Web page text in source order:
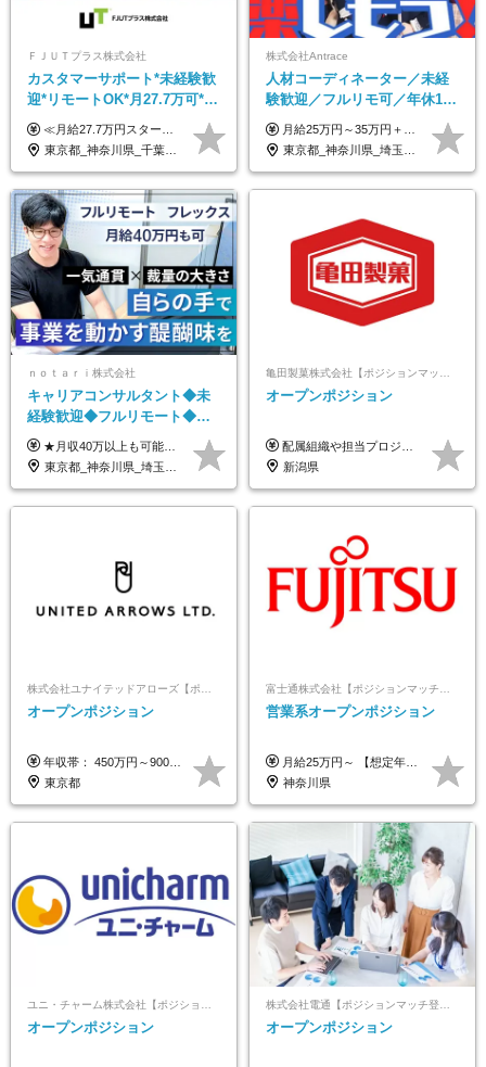
ＦＪＵＴプラス株式会社
カスタマーサポート*未経験歓
迎*リモートOK*月27.7万可*賞
与年2回*転勤なし*連休
OK/ZE010232
≪月給27.7万円スタートも可／賞与年2回≫ ■月給21万円～27.7万円＋各種手当＋賞与年2回 ※給与は勤務地に応じて変更します ※年齢や経験・スキルなどを考慮して決定します ※時間外手当は全額支給 ※上記は初年度の月給となります ※試用期間3ヶ月（その他待遇に差異はありません） 【固定残業代について】 なし（残業代は、実際の労働時間に応じて別途全額支給）
東京都_神奈川県_千葉県_大阪府_愛知県_北海道_長野県_石川県_広島県_福岡県
株式会社Antrace
人材コーディネーター／未経
験歓迎／フルリモ可／年休127
日／おしゃれ自由／海外研修
年10回／美容・サウナ割あり
月給25万円～35万円＋インセンティブ 未経験者：月給25万円～＋インセンティブ 経験者：月給35万円～＋インセンティブ （※経験者は営業経験5年以上の方を想定） ※経験・スキルなどを考慮のうえ、決定します ※時間外手当は別途全額支給します
東京都_神奈川県_埼玉県_千葉県_大阪府_愛知県_北海道_青森県_岩手県_宮城県_秋田県_山形県_福島県_茨城県_栃木県_群馬県_新潟県_山梨県_長野県_富山県_石川県_福井県_静岡県_岐阜県_三重県_兵庫県_京都府_滋賀県_奈良県_和歌山県_広島県_岡山県_鳥取県_島根県_山口県_徳島県_香川県_愛媛県_高知県_福岡県_熊本県_佐賀県_長崎県_大分県_宮崎県_鹿児島県_沖縄県
ｎｏｔａｒｉ株式会社
キャリアコンサルタント◆未
経験歓迎◆フルリモート◆フ
レックス制◆10時出勤・16時
退勤も可◆残業月10時間以内
★月収40万以上も可能！ ★能力・スキル・経験を考慮した年収額を設定します ■月給20万円～40万円＋決算賞与 ※経験・スキルを考慮のうえ決定します ※給与にはみなし残業代40時間分を含む。そのほか詳細に関しては別途面接時にご説明します ※試用期間3ヵ月あり。期間中の雇用形態・条件などに差異はありません
東京都_神奈川県_埼玉県_千葉県_大阪府_愛知県_北海道_青森県_岩手県_宮城県_秋田県_山形県_福島県_茨城県_栃木県_群馬県_新潟県_山梨県_長野県_富山県_石川県_福井県_静岡県_岐阜県_三重県_兵庫県_京都府_滋賀県_奈良県_和歌山県_広島県_岡山県_鳥取県_島根県_山口県_徳島県_香川県_愛媛県_高知県_福岡県_熊本県_佐賀県_長崎県_大分県_宮崎県_鹿児島県_沖縄県
オープンポジション
配属組織や担当プロジェクトにより異なります。 想定年収：400万円～1000万円 ※ご経験やスキルに応じて決定します。 ※上記想定年収はあくまでも目安の金額であり、 選考を通じて上下する可能性があります。
新潟県
オープンポジション
年収帯： 450万円～900万円 ※経験・スキルを考慮の上、決定します。
東京都
営業系オープンポジション
月給25万円～ 【想定年収】 400万円～1000万円（残業代及び諸手当込） ※ご経験、前年収、ご年齢に応じて決定します。
神奈川県
オープンポジション オープンポジション